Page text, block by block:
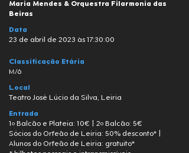
Maria Mendes & Orquestra Filarmonia das
Beiras
Data
23 de abril de 2023 às 17:30:00
Classificação Etária
M/6
Local
Teatro José Lúcio da Silva, Leiria
Entrada
1º Balcão e Plateia: 10€ | 2º Balcão: 5€
Sócios do Orfeão de Leiria: 50% desconto* |
Alunos do Orfeão de Leiria: gratuito*